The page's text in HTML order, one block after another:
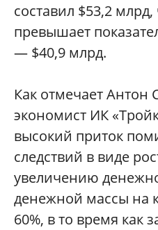
составил $53,2
превышает
— $40,9 млрд.
Как отмечает Антон
экономист ИК
высокий приток
следствий в виде
увеличению
денежной массы на
60%, в то время как